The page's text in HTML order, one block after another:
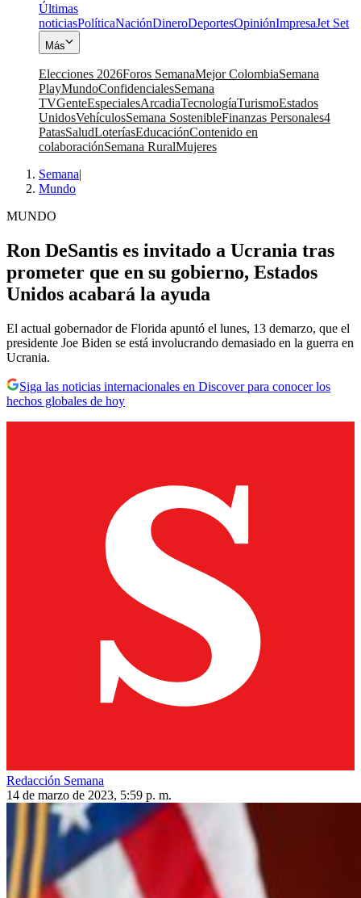
Últimas
noticiasPolíticaNaciónDineroDeportesOpiniónImpresaJet Set
Más
Elecciones 2026Foros SemanaMejor ColombiaSemana
PlayMundoConfidencialesSemana
TVGenteEspecialesArcadiaTecnologíaTurismoEstados
UnidosVehículosSemana SostenibleFinanzas Personales4
PatasSaludLoteríasEducaciónContenido en
colaboraciónSemana RuralMujeres
Semana|
Mundo
MUNDO
Ron DeSantis es invitado a Ucrania tras
prometer que en su gobierno, Estados
Unidos acabará la ayuda
El actual gobernador de Florida apuntó el lunes, 13 demarzo, que el
presidente Joe Biden se está involucrando demasiado en la guerra en
Ucrania.
Siga las noticias internacionales en Discover para conocer los
hechos globales de hoy
Redacción Semana
14 de marzo de 2023, 5:59 p. m.